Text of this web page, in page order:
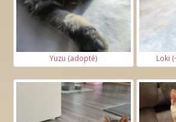
Yuzu (adopté) Loki